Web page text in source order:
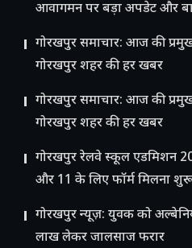
आवागमन पर बड़ा अपडेट और
गोरखपुर समाचार: आज की
गोरखपुर शहर की हर खबर
गोरखपुर समाचार: आज की
गोरखपुर शहर की हर खबर
गोरखपुर रेलवे स्कूल एडमिशन
और 11 के लिए फॉर्म मिलना
गोरखपुर न्यूज़: युवक को
लाख लेकर जालसाज फरार